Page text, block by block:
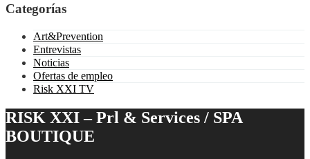
Categorías
Art&Prevention
Entrevistas
Noticias
Ofertas de empleo
Risk XXI TV
RISK XXI – Prl & Services / SPA
BOUTIQUE